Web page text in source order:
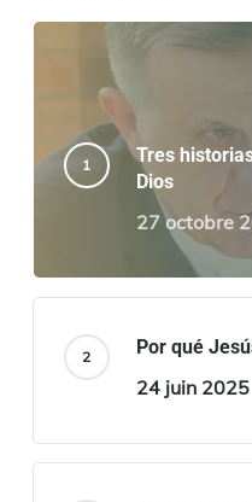
Tres
Dios
27 octobre
Por qué
24 juin 2025